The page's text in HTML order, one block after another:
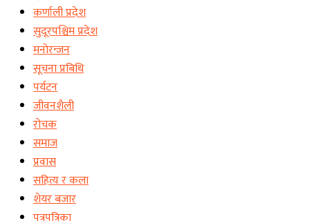
कर्णाली प्रदेश
सुदूरपश्चिम प्रदेश
मनोरन्जन
सूचना प्रबिधि
पर्यटन
जीवनशैली
रोचक
समाज
प्रवास
सहित्य र कला
शेयर बजार